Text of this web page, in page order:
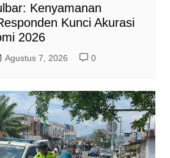
Kenyamanan
Kunci Akurasi
2026
Agustus 7, 2026 0